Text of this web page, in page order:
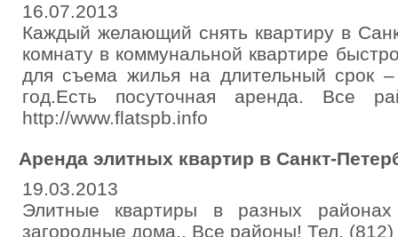
16.07.2013
Каждый желающий снять квартиру в
комнату в коммунальной квартире
для съема жилья на длительный срок
год.Есть посуточная аренда. Все
http://www.flatspb.info
Аренда элитных квартир в Санкт-
19.03.2013
Элитные квартиры в разных
загородные дома.. Все районы! Тел.